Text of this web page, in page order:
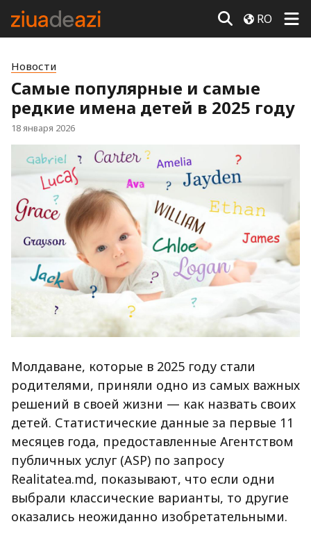
RO
Новости
Самые популярные и самые
редкие имена детей в 2025 году
18 января 2026
Молдаване, которые в 2025 году стали
родителями, приняли одно из самых важных
решений в своей жизни — как назвать своих
детей. Статистические данные за первые 11
месяцев года, предоставленные Агентством
публичных услуг (ASP) по запросу
Realitatea.md, показывают, что если одни
выбрали классические варианты, то другие
оказались неожиданно изобретательными.